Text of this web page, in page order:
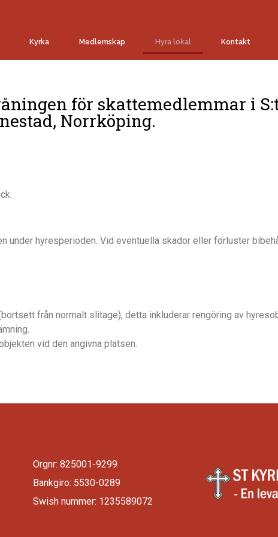
Kyrka Medlemskap Hyra lokal Kontakt
för skattemedlemmar i
Norrköping.
under hyresperioden. Vid eventuella skador eller förluster
bortsett från normalt slitage), detta inkluderar rengöring av
vid den angivna platsen.
Orgnr: 825001-9299
Bankgiro: 5530-0289
Swish nummer: 1235589072